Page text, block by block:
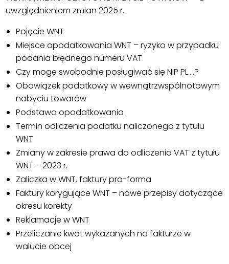
uwzględnieniem zmian 2025 r.
Pojęcie WNT
Miejsce opodatkowania WNT – ryzyko w przypadku
podania błędnego numeru VAT
Czy mogę swobodnie posługiwać się NIP PL….?
Obowiązek podatkowy w wewnątrzwspólnotowym
nabyciu towarów
Podstawa opodatkowania
Termin odliczenia podatku naliczonego z tytułu
WNT
Zmiany w zakresie prawa do odliczenia VAT z tytułu
WNT – 2023 r.
Zaliczka w WNT, faktury pro-forma
Faktury korygujące WNT – nowe przepisy dotyczące
okresu korekty
Reklamacje w WNT
Przeliczanie kwot wykazanych na fakturze w
walucie obcej